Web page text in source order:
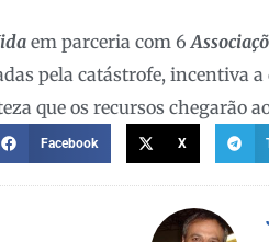
em parceria com 6
pela catástrofe, incentiva a
que os recursos chegarão
Facebook X